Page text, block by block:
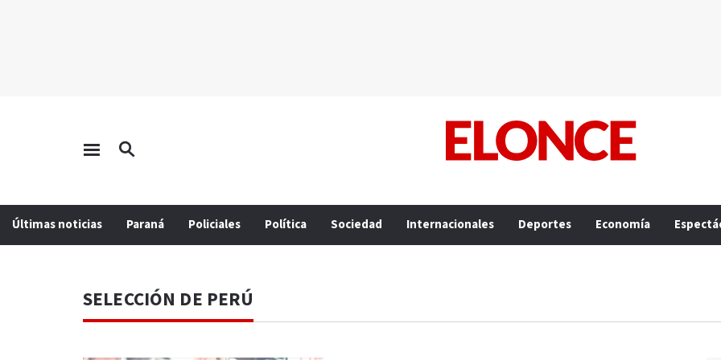
Últimas noticias Paraná Policiales Política Sociedad Internacionales Deportes Economía
SELECCIÓN DE PERÚ